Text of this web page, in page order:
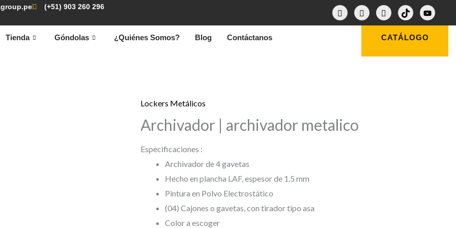
(+51) 903 260 296
Tienda Góndolas ¿Quiénes Somos? Blog Contáctanos CATÁLOGO
Lockers Metálicos
Archivador | archivador metalico
Especificaciones :
Archivador de 4 gavetas
Hecho en plancha LAF, espesor de 1.5 mm
Pintura en Polvo Electrostático
(04) Cajones o gavetas, con tirador tipo asa
Color a escoger